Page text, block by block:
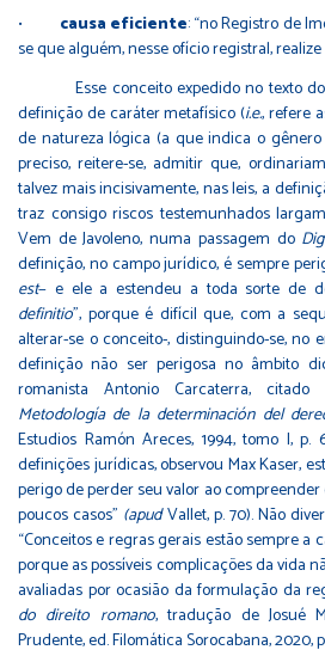
• causa eficiente: “no Registro de
se que alguém, nesse ofício registral,
Esse conceito expedido no texto do
definição de caráter metafísico (i.e., refere
de natureza lógica (a que indica o
preciso, reitere-se, admitir que,
talvez mais incisivamente, nas leis, a
traz consigo riscos testemunhados
Vem de Javoleno, numa passagem do
definição, no campo jurídico, é sempre
est− e ele a estendeu a toda sorte de
definitio”, porque é difícil que, com a
alterar-se o conceito-, distinguindo-se, no
definição não ser perigosa no âmbito
romanista Antonio Carcaterra,
Metodología de la determinación del
Estudios Ramón Areces, 1994, tomo I,
definições jurídicas, observou Max Kaser,
perigo de perder seu valor ao
poucos casos” (apudVallet, p. 70). Não
“Conceitos e regras gerais estão sempre a
porque as possíveis complicações da vida
avaliadas por ocasião da formulação da
do direito romano, tradução de Josué
Prudente, ed. Filomática Sorocabana, 2020,